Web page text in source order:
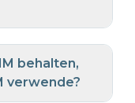
behalten,
verwende?